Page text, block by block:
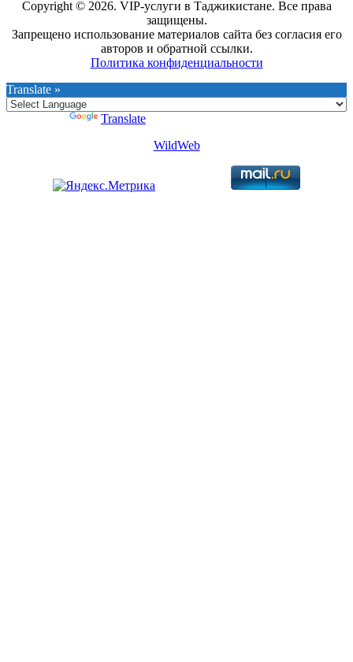
Copyright © 2026. VIP-услуги в Таджикистане. Все права
защищены.
Запрещено использование материалов сайта без согласия его
авторов и обратной ссылки.
Политика конфиденциальности
Translate »
Translate
WildWeb